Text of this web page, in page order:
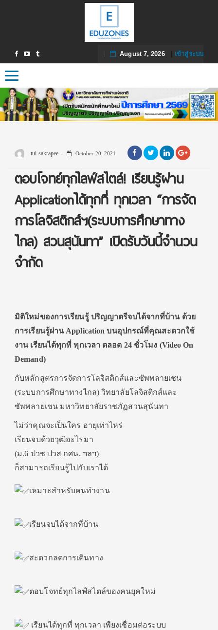
August 7, 2026| เข้าสู่ระบบ
Toggle navigation
tui sakrapee October 20, 2021
ตอบโจทย์ทุกไลฟ์สไตล์! เรียนรู้ผ่าน
Applicationได้ทุกที่ ทุกเวลา “การจัด
การโลจิสติกส์ฯ(ระบบการศึกษาทาง
ไกล) สวนสุนันทา” เปิดรับวันนี้จำนวน
จำกัด
มิติใหม่ของการเรียนรู้ ปริญญาตรีจบได้จากที่บ้าน ด้วย
การเรียนรู้ผ่าน Application บนอุปกรณ์ที่คุณสะดวกใช้
งาน เรียนได้ทุกที่ ทุกเวลา ตลอด 24 ชั่วโมง (Video On
Demand)
กับหลักสูตรการจัดการโลจิสติกส์และซัพพลายเชน
(ระบบการศึกษาทางไกล) วิทยาลัยโลจิสติกส์และ
ซัพพลายเชน มหาวิทยาลัยราชภัฏสวนสุนันทา
ไม่ว่าคุณจะเป็นใคร อายุเท่าไหร่
เรียนจบด้วยวุฒิอะไรมา
(ม.6 ปวช ปวส กศน. ฯลฯ)
ก็สามารถเรียนรู้ไปกับเราได้
เหมาะสำหรับคนทำงาน
เรียนจบได้จากที่บ้าน
สะดวกลดการเดินทาง
ตอบโจทย์ทุกไลฟ์สไตล์ของคนยุคใหม่
เรียนได้ทุกที่ ทุกเวลา เพียงเชื่อมต่อระบบ